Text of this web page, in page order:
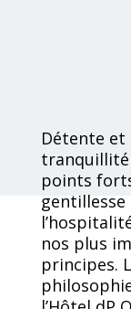
Détente et
points
gentillesse
nos plus
principes.